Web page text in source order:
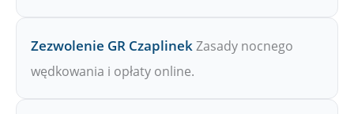
Zezwolenie GR CzaplinekZasady nocnego
wędkowania i opłaty online.